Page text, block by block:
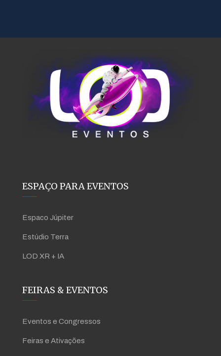
ESPAÇO PARA EVENTOS
Espaco Júpiter
Estúdio Terra
LOD XR + IA
FEIRAS & EVENTOS
Eventos e Congressos
Feiras e Ativações